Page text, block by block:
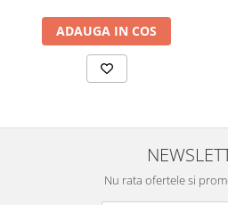
ADAUGA IN COS
Nu rata ofertele si